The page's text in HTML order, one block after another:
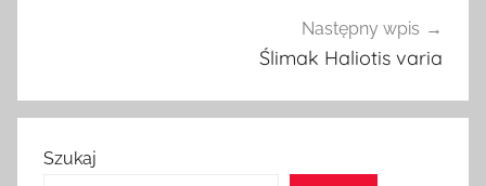
Następny wpis
Ślimak Haliotis varia
Szukaj